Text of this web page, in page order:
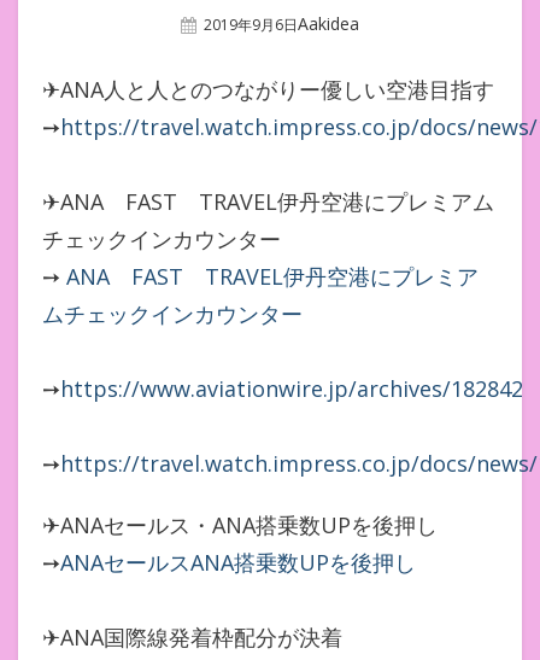
Posted
2019年9月6日Author
Aakidea
✈ANA人と人とのつながりー優しい空港目指す
➙https://travel.watch.impress.co.jp/docs/
✈ANA FAST TRAVEL伊丹空港にプレミアム
チェックインカウンター
➙ ANA FAST TRAVEL伊丹空港にプレミア
ムチェックインカウンター
➙https://www.aviationwire.jp/archives/182842
➙https://travel.watch.impress.co.jp/docs/
✈ANAセールス・ANA搭乗数UPを後押し
➙ANAセールスANA搭乗数UPを後押し
✈ANA国際線発着枠配分が決着